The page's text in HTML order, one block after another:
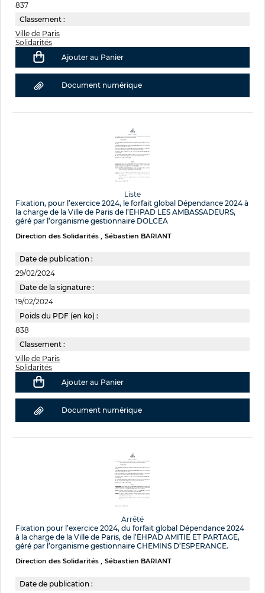
837
Classement :
Ville de Paris
Solidarités
Ajouter au Panier
Document numérique
Liste
Fixation, pour l’exercice 2024, le forfait global Dépendance 2024 à
la charge de la Ville de Paris de l’EHPAD LES AMBASSADEURS,
géré par l’organisme gestionnaire DOLCEA
Direction des Solidarités Sébastien BARIANT
Date de publication :
29/02/2024
Date de la signature :
19/02/2024
Poids du PDF (en ko) :
838
Classement :
Ville de Paris
Solidarités
Ajouter au Panier
Document numérique
Arrêté
Fixation pour l’exercice 2024, du forfait global Dépendance 2024
à la charge de la Ville de Paris, de l’EHPAD AMITIE ET PARTAGE,
géré par l’organisme gestionnaire CHEMINS D’ESPERANCE.
Direction des Solidarités Sébastien BARIANT
Date de publication :